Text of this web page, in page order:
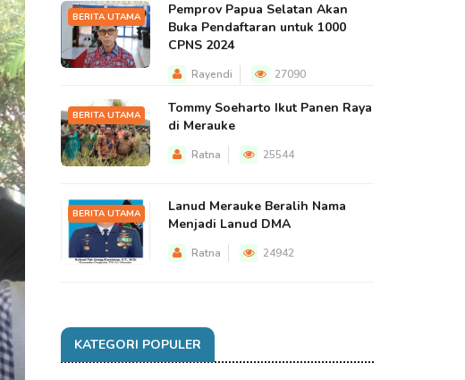
BERITA UTAMA
Pemprov Papua Selatan Akan
Buka Pendaftaran untuk 1000
CPNS 2024
Rayendi 27090
BERITA UTAMA
Tommy Soeharto Ikut Panen Raya
di Merauke
Ratna 25544
BERITA UTAMA
Lanud Merauke Beralih Nama
Menjadi Lanud DMA
Ratna 24942
KATEGORI POPULER